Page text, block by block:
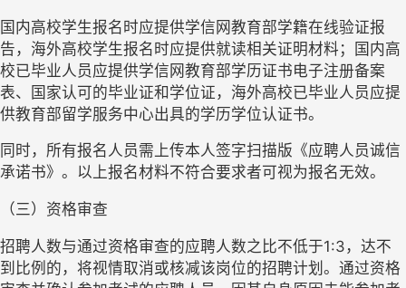
国内高校学生报名时应提供学信网教育部学籍在线验证报
告，海外高校学生报名时应提供就读相关证明材料；国内高
校已毕业人员应提供学信网教育部学历证书电子注册备案
表、国家认可的毕业证和学位证，海外高校已毕业人员应提
供教育部留学服务中心出具的学历学位认证书。
同时，所有报名人员需上传本人签字扫描版《应聘人员诚信
承诺书》。以上报名材料不符合要求者可视为报名无效。
（三）资格审查
招聘人数与通过资格审查的应聘人数之比不低于1:3 ，达不
到比例的，将视情取消或核减该岗位的招聘计划。通过资格